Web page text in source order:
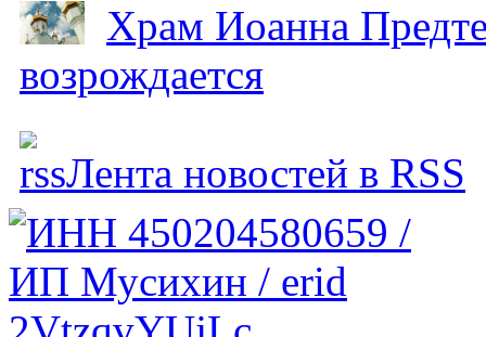
Храм Иоанна
возрождается
Лента новостей в RSS